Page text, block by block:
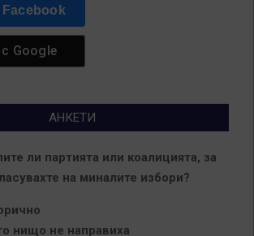
Facebook
Google
АНКЕТИ
ли партията или коалицията, за
на миналите избори?
нищо не направиха